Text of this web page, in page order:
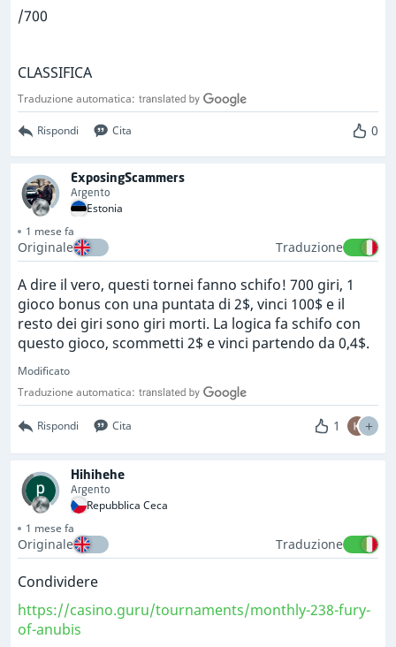
/700
CLASSIFICA
Traduzione automatica:
Rispondi Cita 0
ExposingScammers
Argento
Estonia
1 mese fa
Originale Traduzione
A dire il vero, questi tornei fanno schifo! 700 giri, 1
gioco bonus con una puntata di 2$, vinci 100$ e il
resto dei giri sono giri morti. La logica fa schifo con
questo gioco, scommetti 2$ e vinci partendo da 0,4$.
Modificato
Traduzione automatica:
Rispondi Cita 1
Hihihehe
Argento
Repubblica Ceca
1 mese fa
Originale Traduzione
Condividere
https://casino.guru/tournaments/monthly-238-fury-
of-anubis